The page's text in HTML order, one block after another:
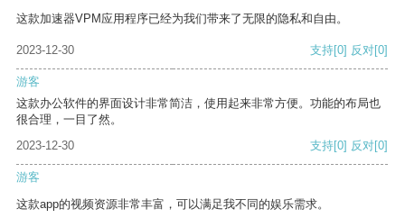
这款加速器VPM应用程序已经为我们带来了无限的隐私和自由。
2023-12-30 支持[0] 反对[0]
游客
这款办公软件的界面设计非常简洁，使用起来非常方便。功能的布局也
很合理，一目了然。
2023-12-30
支持[0] 反对[0]
游客
这款app的视频资源非常丰富，可以满足我不同的娱乐需求。